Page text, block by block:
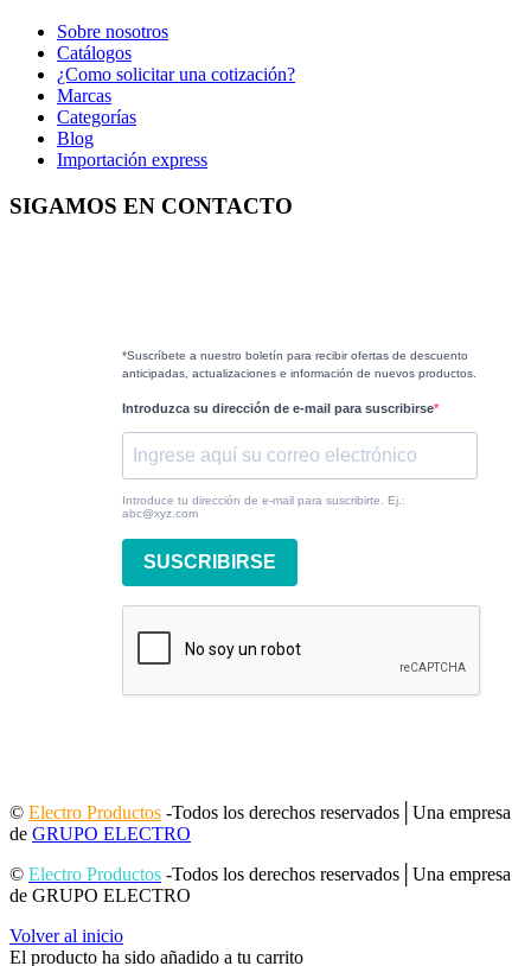
Sobre nosotros
Catálogos
¿Como solicitar una cotización?
Marcas
Categorías
Blog
Importación express
SIGAMOS EN CONTACTO
*Suscríbete a nuestro boletín para recibir ofertas de descuento
anticipadas, actualizaciones e información de nuevos productos.
Introduzca su dirección de e-mail para suscribirse
Introduce tu dirección de e-mail para suscribirte. Ej.:
abc@xyz.com
SUSCRIBIRSE
© Electro Productos -Todos los derechos reservados│Una empresa
de GRUPO ELECTRO
© Electro Productos -Todos los derechos reservados│Una empresa
de GRUPO ELECTRO
Volver al inicio
El producto ha sido añadido a tu carrito